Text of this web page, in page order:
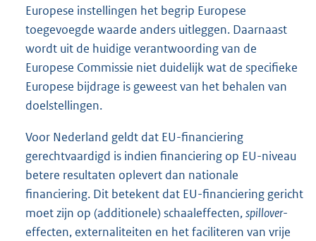
Europese instellingen het begrip Europese
toegevoegde waarde anders uitleggen. Daarnaast
wordt uit de huidige verantwoording van de
Europese Commissie niet duidelijk wat de specifieke
Europese bijdrage is geweest van het behalen van
doelstellingen.
Voor Nederland geldt dat EU-financiering
gerechtvaardigd is indien financiering op EU-niveau
betere resultaten oplevert dan nationale
financiering. Dit betekent dat EU-financiering gericht
moet zijn op (additionele) schaaleffecten,spillover-
effecten, externaliteiten en het faciliteren van vrije